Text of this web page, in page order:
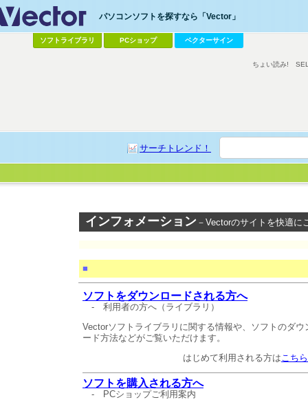
パソコンソフトを探すなら「Vector」
ソフトライブラリ PCショップ ベクターサイン
サーチトレンド！
ちょい読み!
インフォメーション －Vectorのサイトを快適に
■
ソフトをダウンロードされる方へ
- 利用者の方へ（ライブラリ）
Vectorソフトライブラリに関する情報や、ソフトのダウ
ード方法などがご覧いただけます。
はじめて利用される方はこちら
ソフトを購入される方へ
- PCショップご利用案内